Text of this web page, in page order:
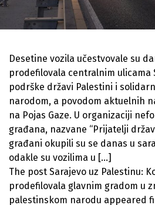
Desetine vozila učestvovale su
prodefilovala centralnim ulicama
podrške državi Palestini i
narodom, a povodom aktuelnih
na Pojas Gaze. U organizaciji
građana, nazvane “Prijatelji
građani okupili su se danas u
odakle su vozilima u […]
The post Sarajevo uz Palestinu:
prodefilovala glavnim gradom u
palestinskom narodu appeared